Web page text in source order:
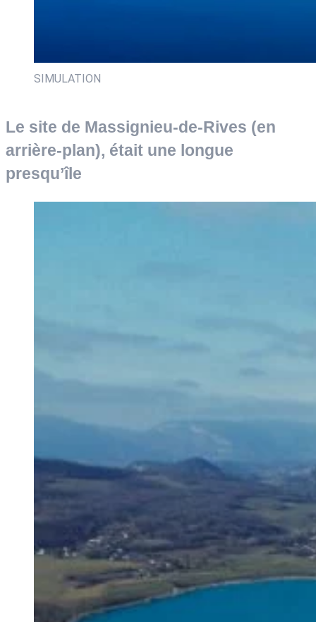
SIMULATION
Le site de Massignieu-de-Rives (en
arrière-plan), était une longue
presqu’île